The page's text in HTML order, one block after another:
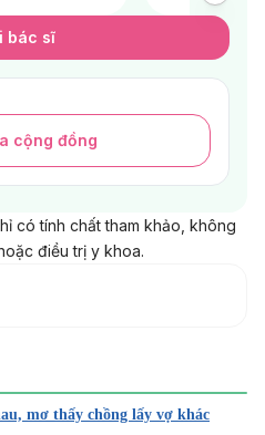
bác sĩ
cộng đồng
có tính chất tham khảo, không
điều trị y khoa.
help/help-
i-cant-seem-stop-
mơ thấy chồng lấy vợ khác